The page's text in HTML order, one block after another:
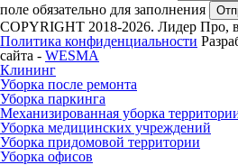
поле обязательно для заполнения
COPYRIGHT 2018-2026. Лидер Про,
Политика конфиденциальности
сайта - WESMA
Клининг
Уборка после ремонта
Уборка паркинга
Механизированная уборка
Уборка медицинских учреждений
Уборка придомовой территории
Уборка офисов